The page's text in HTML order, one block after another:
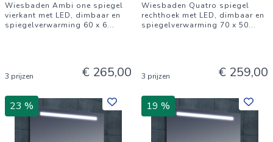
Wiesbaden Ambi one spiegel
vierkant met LED, dimbaar en
spiegelverwarming 60 x 6...
3 prijzen € 265,00
Wiesbaden Quatro spiegel
rechthoek met LED, dimbaar en
spiegelverwarming 70 x 50...
3 prijzen € 259,00
23 % 19 %